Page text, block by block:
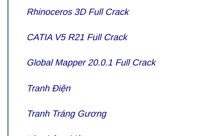
Rhinoceros 3D Full Crack
CATIA V5 R21 Full Crack
Global Mapper 20.0.1 Full Crack
Tranh Điện
Tranh Tráng Gương